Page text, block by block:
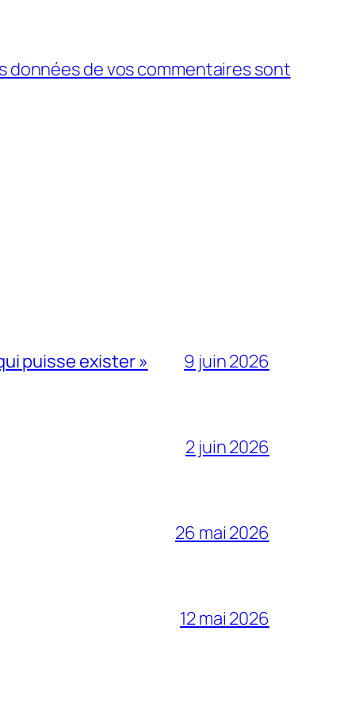
données de vos commentaires sont
puisse exister » 9 juin 2026
2 juin 2026
26 mai 2026
12 mai 2026